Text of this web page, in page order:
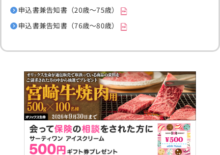
申込書兼告知書（20歳～75歳）
申込書兼告知書（76歳～80歳）